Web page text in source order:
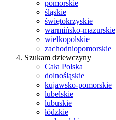
pomorskie
śląskie
świętokrzyskie
warmińsko-mazurskie
wielkopolskie
zachodniopomorskie
Szukam dziewczyny
Cała Polska
dolnośląskie
kujawsko-pomorskie
lubelskie
lubuskie
łódzkie